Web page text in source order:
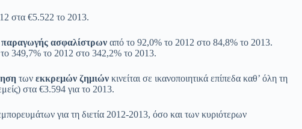
στα €5.522 το 2013.
ασφαλίστρων από το 92,0% το 2012 στο 84,8% το 2013.
349,7% το 2012 στο 342,2% το 2013.
των εκκρεμών ζημιών κινείται σε ικανοποιητικά επίπεδα καθ’ όλη τη
στα €3.594 για το 2013.
για τη διετία 2012-2013, όσο και των κυριότερων